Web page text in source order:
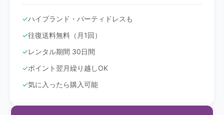
ハイブランド・パーティドレスも
往復送料無料（月1回）
レンタル期間 30日間
ポイント翌月繰り越しOK
気に入ったら購入可能